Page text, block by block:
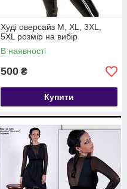
Худі оверсайз M, XL, 3XL,
5XL розмір на вибір
В наявності
500 ₴
Купити